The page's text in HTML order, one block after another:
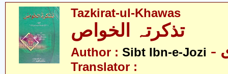
Tazkirat-ul-Khawas
تذکرتہ الخواص
Author : Sibt Ibn-e-Jozi
Translator :